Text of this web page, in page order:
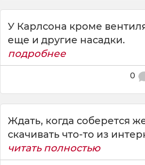
У Карлсона кроме
еще и другие насадки.
подробнее
0
Ждать, когда соберется
скачивать что-то из
читать полностью